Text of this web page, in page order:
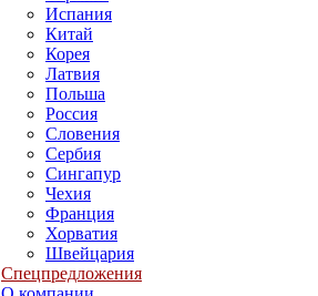
Испания
Китай
Корея
Латвия
Польша
Россия
Словения
Сербия
Сингапур
Чехия
Франция
Хорватия
Швейцария
Спецпредложения